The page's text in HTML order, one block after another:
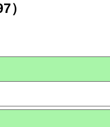
）